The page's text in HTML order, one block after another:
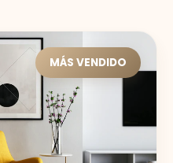
MÁS VENDIDO